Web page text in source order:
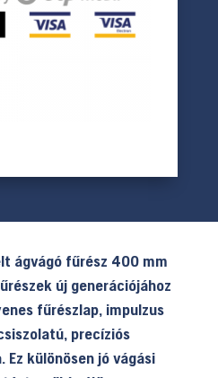
ágvágó fűrész 400 mm
új generációjához
fűrészlap, impulzus
precíziós
különösen jó vágási